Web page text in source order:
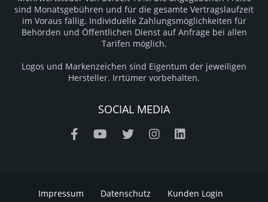
sind Monatsgebühren und für die gesamte Vertragslaufzeit
im Voraus fällig. Individuelle Zahlungsmöglichkeiten für
Behörden und Öffentlichen Dienst auf Anfrage bei allen
Tarifen möglich.
Logos und Markenzeichen sind Eigentum der jeweiligen
Hersteller. Irrtümer vorbehalten.
SOCIAL MEDIA
Impressum Datenschutz Kunden Login